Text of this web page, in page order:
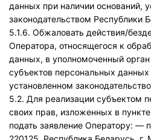
данных при наличии оснований,
законодательством Республики
5.1.6. Обжаловать действия/
Оператора, относящегося к
данных, в уполномоченный
субъектов персональных
установленном
5.2. Для реализации субъектом
своих прав, изложенных в
подать заявление Оператору: —